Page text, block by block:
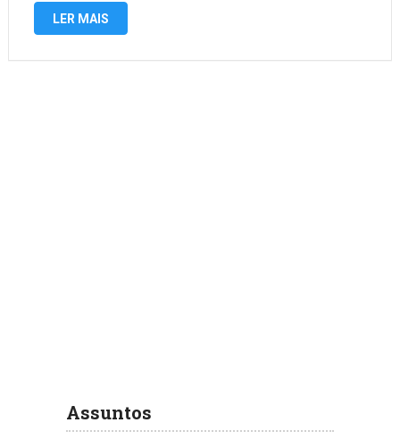
de investimentos porque sempre tem …
LER MAIS
Assuntos